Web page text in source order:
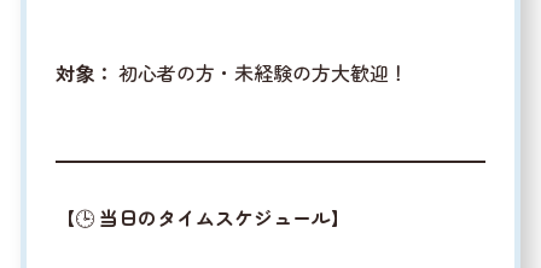
対象： 初心者の方・未経験の方大歓迎！
【🕒 当日のタイムスケジュール】